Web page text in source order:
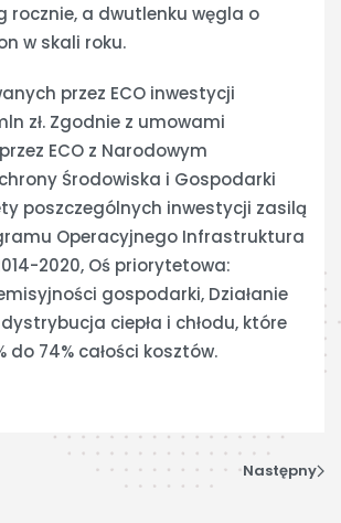
rocznie, a dwutlenku węgla o
w skali roku.
przez ECO inwestycji
zł. Zgodnie z umowami
ECO z Narodowym
Środowiska i Gospodarki
poszczególnych inwestycji zasilą
Operacyjnego Infrastruktura
2020, Oś priorytetowa:
gospodarki, Działanie
ciepła i chłodu, które
do 74% całości kosztów.
Następny